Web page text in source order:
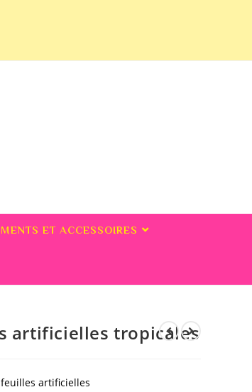
ET ACCESSOIRES
artificielles tropicales
feuilles artificielles